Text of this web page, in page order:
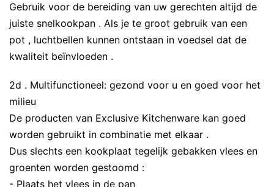
Gebruik voor de bereiding van uw gerechten altijd de
juiste snelkookpan . Als je te groot gebruik van een
pot , luchtbellen kunnen ontstaan ​​in voedsel dat de
kwaliteit beïnvloeden .
2d . Multifunctioneel: gezond voor u en goed voor het
milieu
De producten van Exclusive Kitchenware kan goed
worden gebruikt in combinatie met elkaar .
Dus slechts een kookplaat tegelijk gebakken vlees en
groenten worden gestoomd :
- Plaats het vlees in de pan